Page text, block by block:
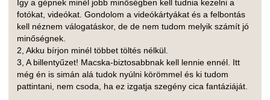
Így a gépnek minél jobb minőségben kell tudnia kezelni a
fotókat, videókat. Gondolom a videókártyákat és a felbontás
kell néznem válogatáskor, de de nem tudom melyik számít jó
minőségnek.
2, Akku bírjon minél többet töltés nélkül.
3, A billentyűzet! Macska-biztosabbnak kell lennie ennél. Itt
még én is simán alá tudok nyúlni körömmel és ki tudom
pattintani, nem csoda, ha ez izgatja szegény cica fantáziáját.